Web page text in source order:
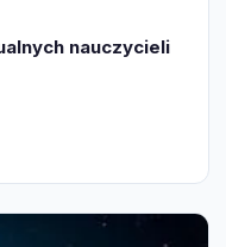
nauczycieli